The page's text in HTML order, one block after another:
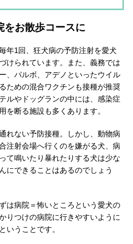
をお散歩コースに
年1回、狂犬病の予防注射を愛犬
けられています。また、義務では
、パルボ、アデノといったウイル
ための混合ワクチンも接種が推奨
ルやドッグランの中には、感染症
を断る施設も多くあります。
れない予防接種。しかし、動物病
注射会場へ行くのを嫌がる犬、病
て鳴いたり暴れたりする犬は少な
にできることはあるのでしょう
は病院＝怖いところという愛犬の
りつけの病院に行きやすいように
いうことです。